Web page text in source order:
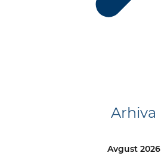
Arhiva
Avgust 2026